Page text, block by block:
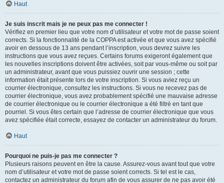
Haut
Je suis inscrit mais je ne peux pas me connecter !
Vérifiez en premier lieu que votre nom d’utilisateur et votre mot de passe soient
corrects. Si la fonctionnalité de la COPPA est activée et que vous avez spécifié
avoir en dessous de 13 ans pendant l’inscription, vous devrez suivre les
instructions que vous avez reçues. Certains forums exigeront également que
les nouvelles inscriptions doivent être activées, soit par vous-même ou soit par
un administrateur, avant que vous puissiez ouvrir une session ; cette
information était présente lors de votre inscription. Si vous aviez reçu un
courrier électronique, consultez les instructions. Si vous ne recevez pas de
courrier électronique, vous avez probablement spécifié une mauvaise adresse
de courrier électronique ou le courrier électronique a été filtré en tant que
pourriel. Si vous êtes certain que l’adresse de courrier électronique que vous
avez spécifiée était correcte, essayez de contacter un administrateur du forum.
Haut
Pourquoi ne puis-je pas me connecter ?
Plusieurs raisons peuvent en être la cause. Assurez-vous avant tout que votre
nom d’utilisateur et votre mot de passe soient corrects. Si tel est le cas,
contactez un administrateur du forum afin de vous assurer de ne pas avoir été